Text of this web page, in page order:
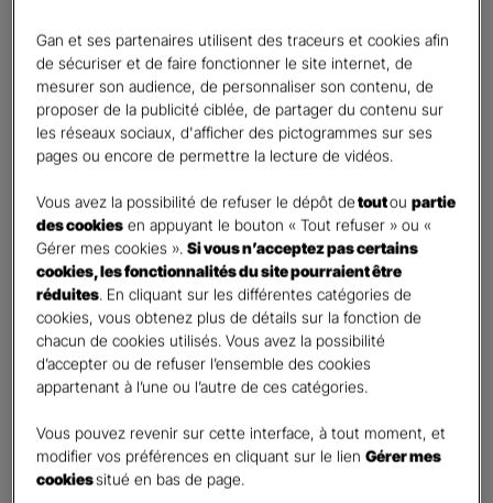
Vos informations :
Etes-vous déjà client Gan assurances ?*
Oui
Non
Civilité
Madame
Monsieur
Contact*
First Last
Téléphone*
United
States
+1
E-mail*
Gan et ses partenaires utilisent des traceurs et cookies afin
de sécuriser et de faire fonctionner le site internet, de
mesurer son audience, de personnaliser son contenu, de
proposer de la publicité ciblée, de partager du contenu sur
les réseaux sociaux, d'afficher des pictogrammes sur ses
pages ou encore de permettre la lecture de vidéos.
Vous avez la possibilité de refuser le dépôt detoutoupartie
des cookies en appuyant le bouton « Tout refuser » ou «
Gérer mes cookies ».Si vous n’acceptez pas certains
cookies, les fonctionnalités du site pourraient être
réduites. En cliquant sur les différentes catégories de
cookies, vous obtenez plus de détails sur la fonction de
chacun de cookies utilisés. Vous avez la possibilité
d’accepter ou de refuser l’ensemble des cookies
appartenant à l’une ou l’autre de ces catégories.
Vous pouvez revenir sur cette interface, à tout moment, et
modifier vos préférences en cliquant sur le lienGérer mes
cookiessitué en bas de page.